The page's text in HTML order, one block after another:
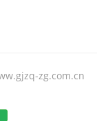
zg.com.cn